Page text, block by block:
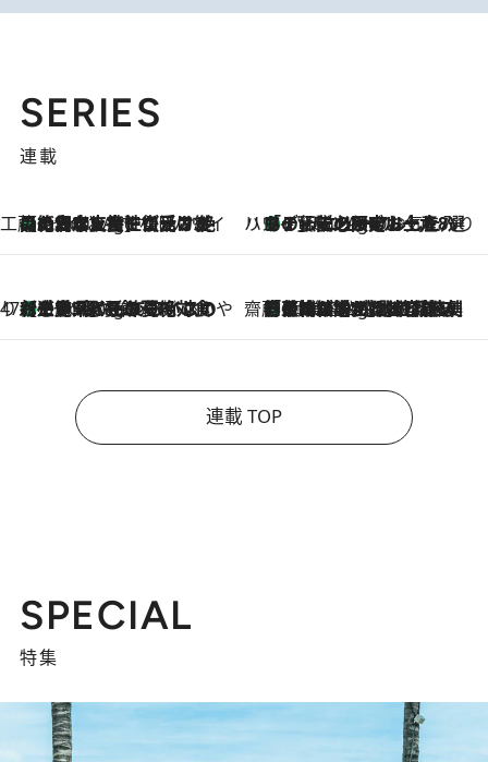
SERIES
連載
工藤まやのおもてなしハワイ
1 Hour Ago
【ハワイ土産】ローカルの絶大な支持で復活！ 絶品の幻クッキー《元ファンの日本人女性が受け継いだ名店》 ハワイ賢者 リサのお気に入りリスト1 Hour Ago
あの伝説の限定トートも！ リニューアルした「ディーン＆デルーカ ハワイ」で必須のお土産8選
47都道府県の手みやげ ひんやりスイーツで夏を満喫
1 Hour Ago
【三重県】この夏絶対食べたい 冷やしておいしいおやつ3選 お餅×アイスの新感覚スイーツ 齋藤 薫 美容脳ルネサンス
1 Hour Ago
「荷物が増えるほど旅ストレスは増す」美容ジャーナリストがたどり着いた最終結論。“化粧品を劇的に減らす”感動の凝縮美容とは
連載 TOP
SPECIAL
特集